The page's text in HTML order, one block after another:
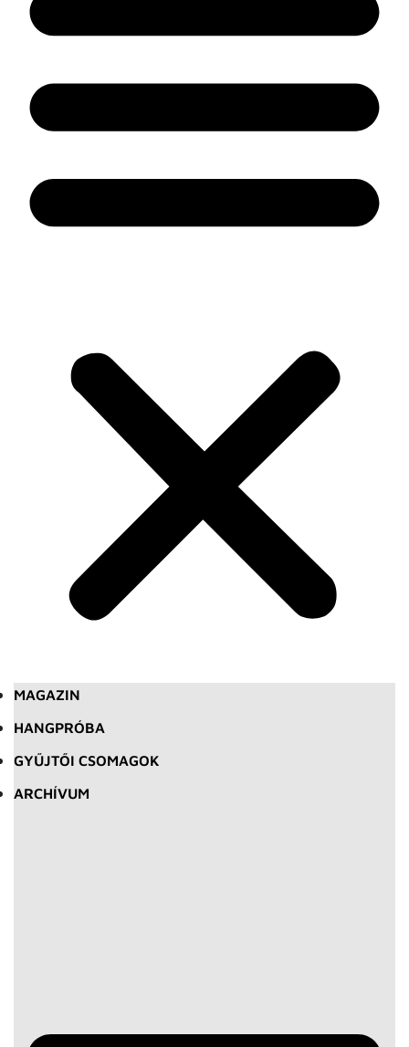
MAGAZIN
HANGPRÓBA
GYŰJTŐI CSOMAGOK
ARCHÍVUM